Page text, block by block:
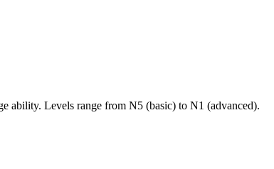
ability. Levels range from N5 (basic) to N1 (advanced).